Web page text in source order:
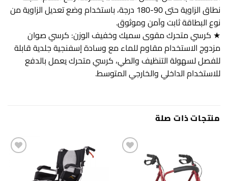
نطاق الزاوية حتى 90-180 درجة، باستخدام وضع تعديل الزاوية من
نوع البطاقة ثابت وآمن وموثوق.
★ كرسي متحرك مقوى سميك وخفيف الوزن: كرسي صوان
مزدوج الاستخدام مقاوم للماء مع وسادة إسفنجية جلدية قابلة
للفصل لسهولة التنظيف والطي، كرسي متحرك يعمل بالدفع
للاستخدام الداخلي والخارجي المتوسط.
منتجات ذات صلة